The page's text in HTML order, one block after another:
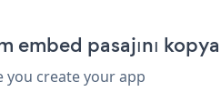
pasajını
you create your app